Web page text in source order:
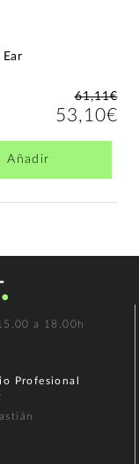
61,11€
53,10€
Añadir
a 18.00h
Profesional